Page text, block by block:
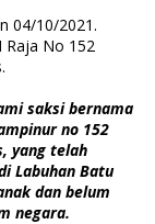
04/10/2021.
Raja No 152
saksi bernama
no 152
yang telah
Labuhan Batu
dan belum
negara.